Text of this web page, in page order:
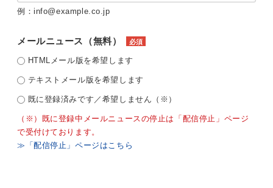
例：info@example.co.jp
メールニュース（無料） 必須
HTMLメール版を希望します
テキストメール版を希望します
既に登録済みです／希望しません（※）
（※）既に登録中メールニュースの停止は「配信停止」ページ
で受付けております。
≫「配信停止」ページはこちら